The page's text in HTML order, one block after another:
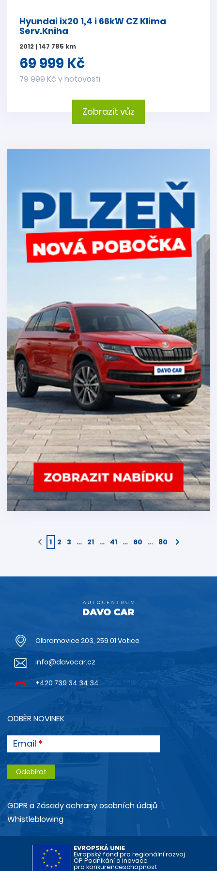
Hyundai ix20 1,4 i 66kW CZ Klima
Serv.Kniha
2012 | 147 785 km
69 999 Kč
79 999 Kč v hotovosti
Zobrazit vůz
1 2 3 … 21 … 41 … 60 … 80
Olbramovice 203, 259 01 Votice
info@davocar.cz
+420 739 34 34 34
ODBĚR NOVINEK
Email
GDPR a Zásady ochrany osobních údajů
Whistleblowing
EVROPSKÁ UNIE
Evropský fond pro regionální rozvoj
OP Podnikání a inovace
pro konkurenceschopnost